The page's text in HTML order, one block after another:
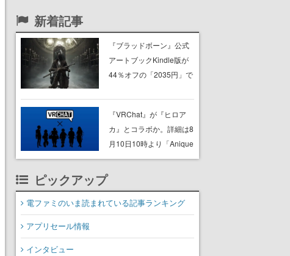
新着記事
『ブラッドボーン』公式
アートブックKindle版が
44％オフの「2035円」で
作品世界の理解と“啓蒙”を
深められる狩人様必携の
一冊
『VRChat』が『ヒロア
カ』とコラボか。詳細は8
月10日10時より「Anique
| アニーク」公式Xにて公
ピックアップ
電ファミのいま読まれている記事ランキング
アプリセール情報
インタビュー